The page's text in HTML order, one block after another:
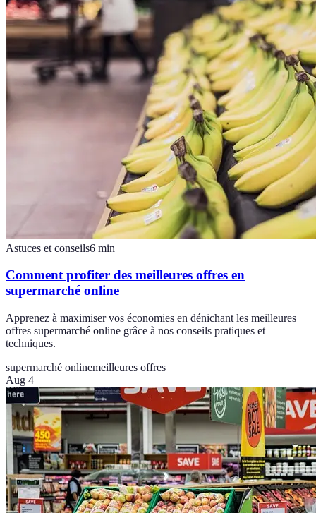
Astuces et conseils6 min
Comment profiter des meilleures offres en
supermarché online
Apprenez à maximiser vos économies en dénichant les meilleures
offres supermarché online grâce à nos conseils pratiques et
techniques.
supermarché onlinemeilleures offres
Aug 4